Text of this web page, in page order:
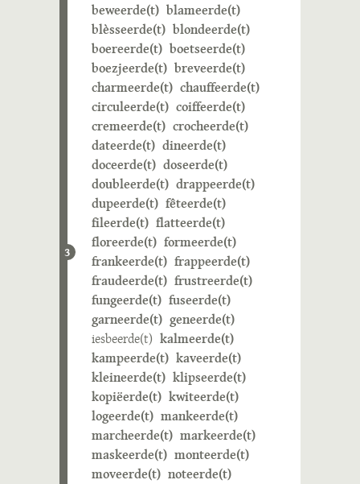
3
beweerde(t) blameerde(t)
blèsseerde(t) blondeerde(t)
boereerde(t) boetseerde(t)
boezjeerde(t) breveerde(t)
charmeerde(t) chauffeerde(t)
circuleerde(t) coiffeerde(t)
cremeerde(t) crocheerde(t)
dateerde(t) dineerde(t)
doceerde(t) doseerde(t)
doubleerde(t) drappeerde(t)
dupeerde(t) fêteerde(t)
fileerde(t) flatteerde(t)
floreerde(t) formeerde(t)
frankeerde(t) frappeerde(t)
fraudeerde(t) frustreerde(t)
fungeerde(t) fuseerde(t)
garneerde(t) geneerde(t)
iesbeerde(t) kalmeerde(t)
kampeerde(t) kaveerde(t)
kleineerde(t) klipseerde(t)
kopiëerde(t) kwiteerde(t)
logeerde(t) mankeerde(t)
marcheerde(t) markeerde(t)
maskeerde(t) monteerde(t)
moveerde(t) noteerde(t)